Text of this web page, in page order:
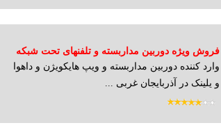
فروش ویژه دوربین مداربسته و تلفنهای تحت شبکه
ویپ برند هایکویژن داهوا یلینک و زایکو بهترین قیمت
ارسال به سراسر کشور با قیمت ویژه برای همکاران
عزیز با یکسال گارانتی
وارد کننده دوربین مداربسته و ویپ هایکویژن و داهوا
و یلینک در آذربایجان غربی ...